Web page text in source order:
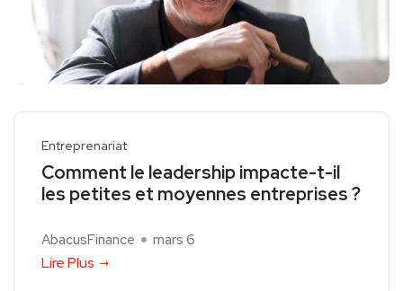
Entreprenariat
Comment le leadership impacte-t-il
les petites et moyennes entreprises ?
AbacusFinance mars 6
Lire Plus